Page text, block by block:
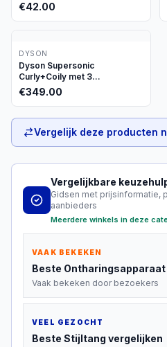
€42.00
DYSON
Dyson Supersonic
Curly+Coily met 3
opzetstukken
€349.00
Vergelijk deze producten
Vergelijkbare
Gidsen met prijsinformatie,
aanbieders
Meerdere winkels in deze
VAAK BEKEKEN
Beste Ontharingsapparaat
Vaak bekeken door bezoekers
VEEL GEZOCHT
Beste Stijltang vergelijken